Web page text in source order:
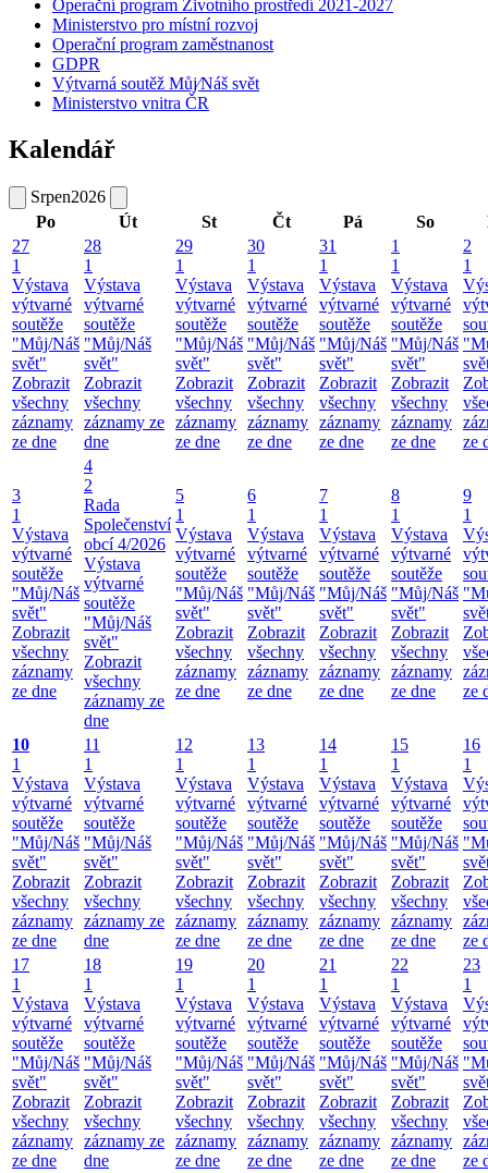
Operační program Životního prostředí 2021-2027
Ministerstvo pro místní rozvoj
Operační program zaměstnanost
GDPR
Výtvarná soutěž Můj⁄Náš svět
Ministerstvo vnitra ČR
Kalendář
Srpen2026
Po
Út St Čt Pá So
27
1
Výstava
výtvarné
soutěže
"Můj/Náš
svět"
Zobrazit
všechny
záznamy
ze dne
28
1
Výstava
výtvarné
soutěže
"Můj/Náš
svět"
Zobrazit
všechny
záznamy ze
dne
29
1
Výstava
výtvarné
soutěže
"Můj/Náš
svět"
Zobrazit
všechny
záznamy
ze dne
30
1
Výstava
výtvarné
soutěže
"Můj/Náš
svět"
Zobrazit
všechny
záznamy
ze dne
31
1
Výstava
výtvarné
soutěže
"Můj/Náš
svět"
Zobrazit
všechny
záznamy
ze dne
1
1
Výstava
výtvarné
soutěže
"Můj/Náš
svět"
Zobrazit
všechny
záznamy
ze dne
2
1
ze
3
1
Výstava
výtvarné
soutěže
"Můj/Náš
svět"
Zobrazit
všechny
záznamy
ze dne
4
2
Rada
Společenství
obcí 4/2026
Výstava
výtvarné
soutěže
"Můj/Náš
svět"
Zobrazit
všechny
záznamy ze
dne
5
1
Výstava
výtvarné
soutěže
"Můj/Náš
svět"
Zobrazit
všechny
záznamy
ze dne
6
1
Výstava
výtvarné
soutěže
"Můj/Náš
svět"
Zobrazit
všechny
záznamy
ze dne
7
1
Výstava
výtvarné
soutěže
"Můj/Náš
svět"
Zobrazit
všechny
záznamy
ze dne
8
1
Výstava
výtvarné
soutěže
"Můj/Náš
svět"
Zobrazit
všechny
záznamy
ze dne
9
1
ze
10
1
Výstava
výtvarné
soutěže
"Můj/Náš
svět"
Zobrazit
všechny
záznamy
ze dne
11
1
Výstava
výtvarné
soutěže
"Můj/Náš
svět"
Zobrazit
všechny
záznamy ze
dne
12
1
Výstava
výtvarné
soutěže
"Můj/Náš
svět"
Zobrazit
všechny
záznamy
ze dne
13
1
Výstava
výtvarné
soutěže
"Můj/Náš
svět"
Zobrazit
všechny
záznamy
ze dne
14
1
Výstava
výtvarné
soutěže
"Můj/Náš
svět"
Zobrazit
všechny
záznamy
ze dne
15
1
Výstava
výtvarné
soutěže
"Můj/Náš
svět"
Zobrazit
všechny
záznamy
ze dne
16
1
ze
17
1
Výstava
výtvarné
soutěže
"Můj/Náš
svět"
Zobrazit
všechny
záznamy
ze dne
18
1
Výstava
výtvarné
soutěže
"Můj/Náš
svět"
Zobrazit
všechny
záznamy ze
dne
19
1
Výstava
výtvarné
soutěže
"Můj/Náš
svět"
Zobrazit
všechny
záznamy
ze dne
20
1
Výstava
výtvarné
soutěže
"Můj/Náš
svět"
Zobrazit
všechny
záznamy
ze dne
21
1
Výstava
výtvarné
soutěže
"Můj/Náš
svět"
Zobrazit
všechny
záznamy
ze dne
22
1
Výstava
výtvarné
soutěže
"Můj/Náš
svět"
Zobrazit
všechny
záznamy
ze dne
23
1
ze